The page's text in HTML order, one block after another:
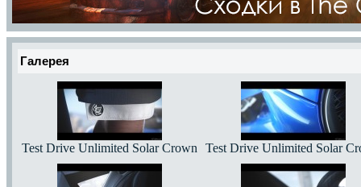
Галерея
Test Drive Unlimited Solar Crown Test Drive Unlimited Solar